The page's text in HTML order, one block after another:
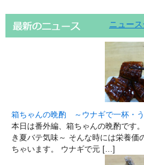
ニュー
箱ちゃんの晩酌 ～ウナギで一杯・
本日は番外編、箱ちゃんの晩酌です
き夏バテ気味～ そんな時には栄養
ちゃいます。 ウナギで元 […]